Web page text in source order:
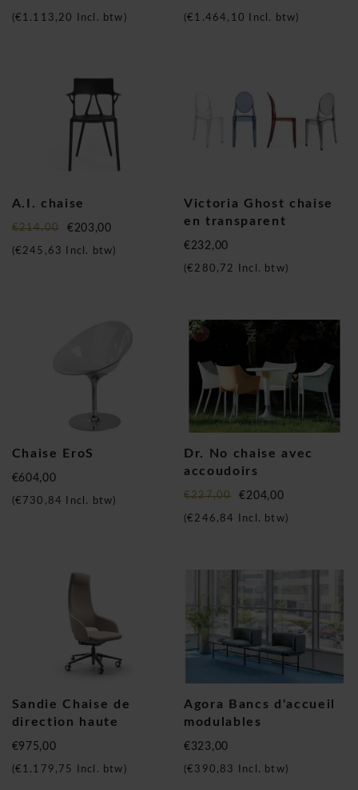
€1.113,20 Incl. btw) (€1.464,10 Incl. btw)
A.I. chaise
€214,00 €203,00
(€245,63 Incl. btw)
Victoria Ghost chaise
en transparent
€232,00
(€280,72 Incl. btw)
Chaise EroS
€604,00
€730,84 Incl. btw)
Dr. No chaise avec
accoudoirs
€227,00 €204,00
(€246,84 Incl. btw)
Sandie Chaise de
direction haute
€975,00
(€1.179,75 Incl. btw)
Agora Bancs d'accueil
modulables
€323,00
(€390,83 Incl. btw)